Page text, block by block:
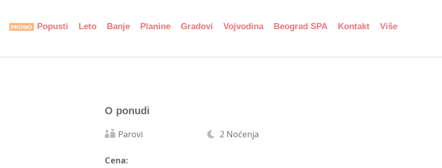
Popusti Leto Banje Planine Gradovi Vojvodina Beograd SPA Kontakt Više
O ponudi
Parovi 2 Noćenja
Cena: